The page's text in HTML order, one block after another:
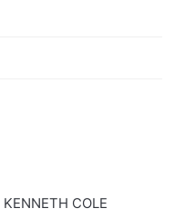
KENNETH COLE